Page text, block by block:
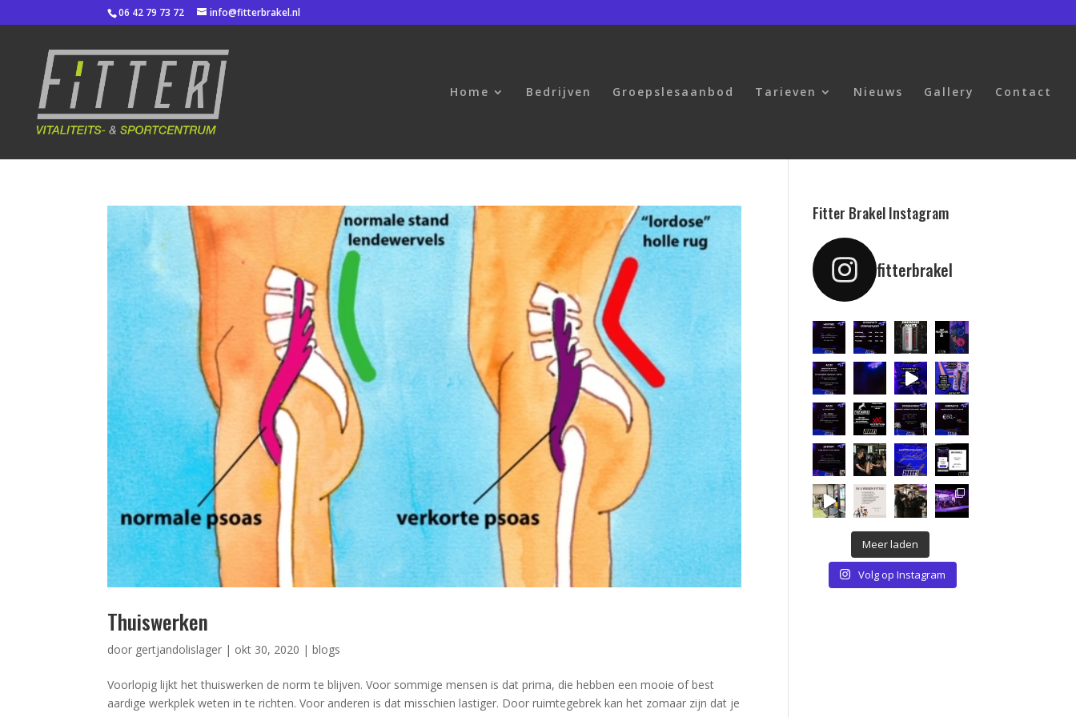
06 42 79 73 72 info@fitterbrakel.nl
Home Bedrijven Groepslesaanbod Tarieven Nieuws Gallery Contact
Thuiswerken
door gertjandolislager | okt 30, 2020 |blogs
Voorlopig lijkt het thuiswerken de norm te blijven. Voor sommige mensen is dat prima, die hebben een mooie of best
aardige werkplek weten in te richten. Voor anderen is dat misschien lastiger. Door ruimtegebrek kan het zomaar zijn dat je
Fitter Brakel Instagram
fitterbrakel
Meer laden
Volg op Instagram